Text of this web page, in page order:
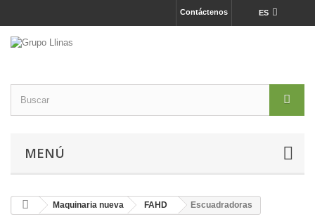
ES
Contáctenos
MENÚ
Maquinaria nueva FAHD Escuadradoras